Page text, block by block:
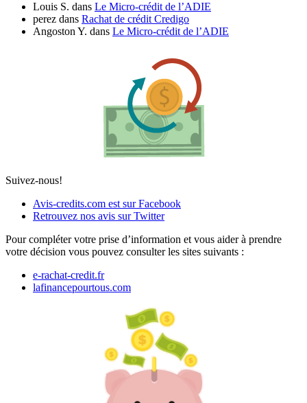
Louis S. dans Le Micro-crédit de l’ADIE
perez dans Rachat de crédit Credigo
Angoston Y. dans Le Micro-crédit de l’ADIE
Suivez-nous!
Avis-credits.com est sur Facebook
Retrouvez nos avis sur Twitter
Pour compléter votre prise d’information et vous aider à prendre
votre décision vous pouvez consulter les sites suivants :
e-rachat-credit.fr
lafinancepourtous.com